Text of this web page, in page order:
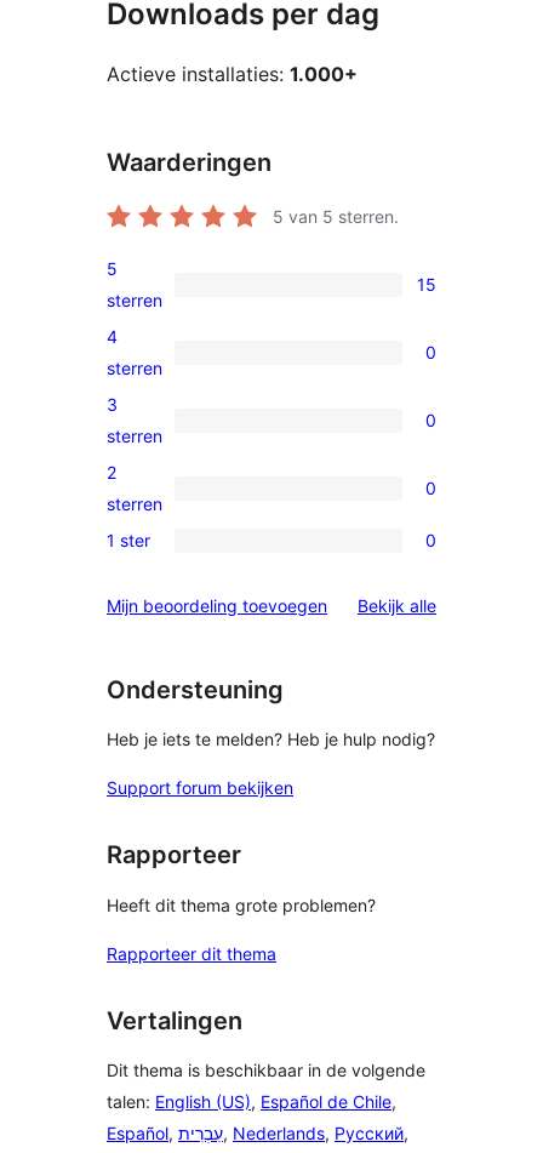
Downloads per dag
Actieve installaties: 1.000+
Waarderingen
5 van 5 sterren.
15
5
sterren
5
sterren
15
0
4
sterren
4
sterren
0
0
3
sterren
3
sterren
0
0
2
beoordelingen
2
sterren
0
0
sterren
1 ster 0
Mijn beoordeling toevoegen Bekijk alle
Ondersteuning
Heb je iets te melden? Heb je hulp nodig?
Support forum bekijken
Rapporteer
Heeft dit thema grote problemen?
Rapporteer dit thema
Vertalingen
Dit thema is beschikbaar in de volgende
talen: English (US), Español de Chile,
Español, עִבְרִית, Nederlands, Русский,